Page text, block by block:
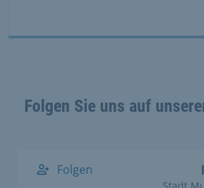
Folgen Sie uns auf
Folgen